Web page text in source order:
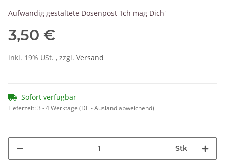
Aufwändig gestaltete Dosenpost 'Ich mag Dich'
3,50 €
inkl. 19% USt. , zzgl. Versand
Sofort verfügbar
Lieferzeit:3 - 4 Werktage (DE - Ausland abweichend)
Stk